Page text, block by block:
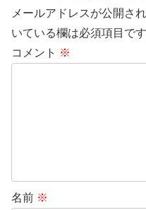
メールアドレスが公開さ
いている欄は必須項目です
コメント ※
名前 ※